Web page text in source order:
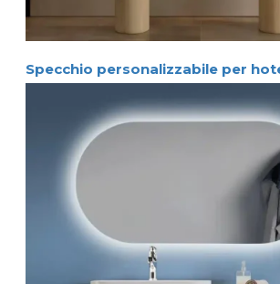
Specchio personalizzabile per